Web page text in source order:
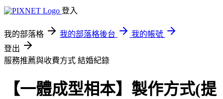
登入
我的部落格 我的部落格後台
我的帳號
登出
服務推薦與收費方式 結婚紀錄
【一體成型相本】製作方式(提